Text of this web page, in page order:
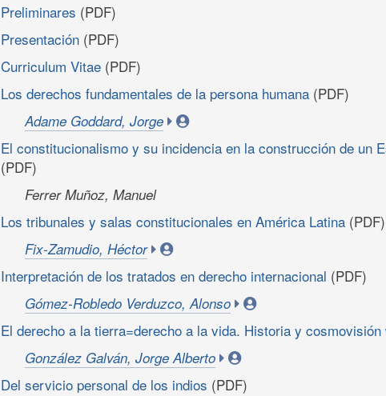
Preliminares (PDF)
Presentación (PDF)
Curriculum Vitae (PDF)
Los derechos fundamentales de la persona humana (PDF)
Adame Goddard, Jorge
El constitucionalismo y su incidencia en la construcción de un
(PDF)
Ferrer Muñoz, Manuel
Los tribunales y salas constitucionales en América Latina (PDF)
Fix-Zamudio, Héctor
Interpretación de los tratados en derecho internacional (PDF)
Gómez-Robledo Verduzco, Alonso
El derecho a la tierra=derecho a la vida. Historia y
González Galván, Jorge Alberto
Del servicio personal de los indios (PDF)